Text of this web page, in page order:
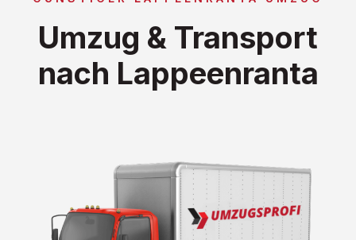
Umzug & Transport
nach Lappeenranta